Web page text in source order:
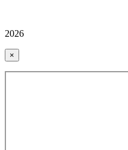
2026
×